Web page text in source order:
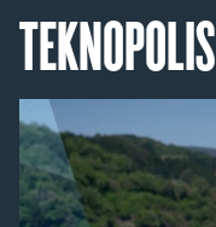
TEKNOPOLIS